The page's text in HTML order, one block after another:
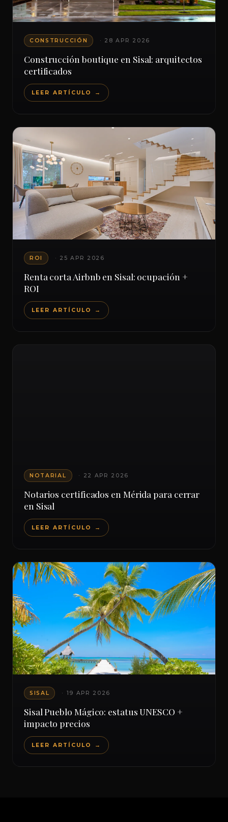
CONSTRUCCIÓN · 28 APR 2026
Construcción boutique en Sisal: arquitectos
certificados
LEER ARTÍCULO →
ROI · 25 APR 2026
Renta corta Airbnb en Sisal: ocupación +
ROI
LEER ARTÍCULO →
NOTARIAL · 22 APR 2026
Notarios certificados en Mérida para cerrar
en Sisal
LEER ARTÍCULO →
SISAL · 19 APR 2026
Sisal Pueblo Mágico: estatus UNESCO +
impacto precios
LEER ARTÍCULO →